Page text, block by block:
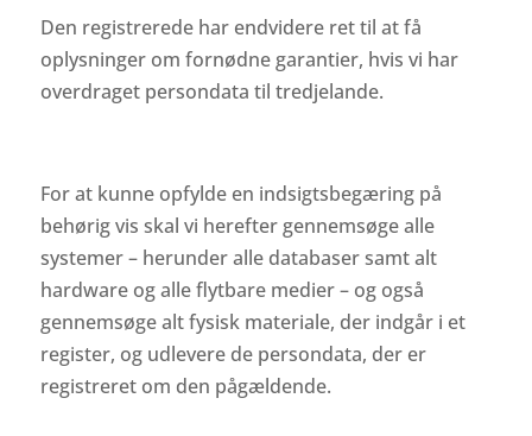
Den registrerede har endvidere ret til at få
oplysninger om fornødne garantier, hvis vi har
overdraget persondata til tredjelande.
For at kunne opfylde en indsigtsbegæring på
behørig vis skal vi herefter gennemsøge alle
systemer – herunder alle databaser samt alt
hardware og alle flytbare medier – og også
gennemsøge alt fysisk materiale, der indgår i et
register, og udlevere de persondata, der er
registreret om den pågældende.